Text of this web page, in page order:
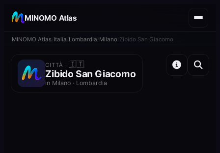
MINOMO Atlas
MINOMO Atlas Italia Lombardia Milano Zibido San Giacomo
CITTÀ ·🇮🇹
Zibido San Giacomo
in Milano · Lombardia